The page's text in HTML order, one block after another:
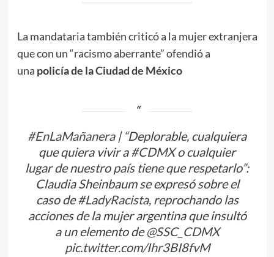
La mandataria también criticó a la mujer extranjera
que con un “racismo aberrante” ofendió a
una policía de la Ciudad de México
#EnLaMañanera| “Deplorable, cualquiera
que quiera vivir a#CDMXo cualquier
lugar de nuestro país tiene que respetarlo”:
Claudia Sheinbaum se expresó sobre el
caso de#LadyRacista, reprochando las
acciones de la mujer argentina que insultó
a un elemento de@SSC_CDMX
pic.twitter.com/Ihr3BI8fvM